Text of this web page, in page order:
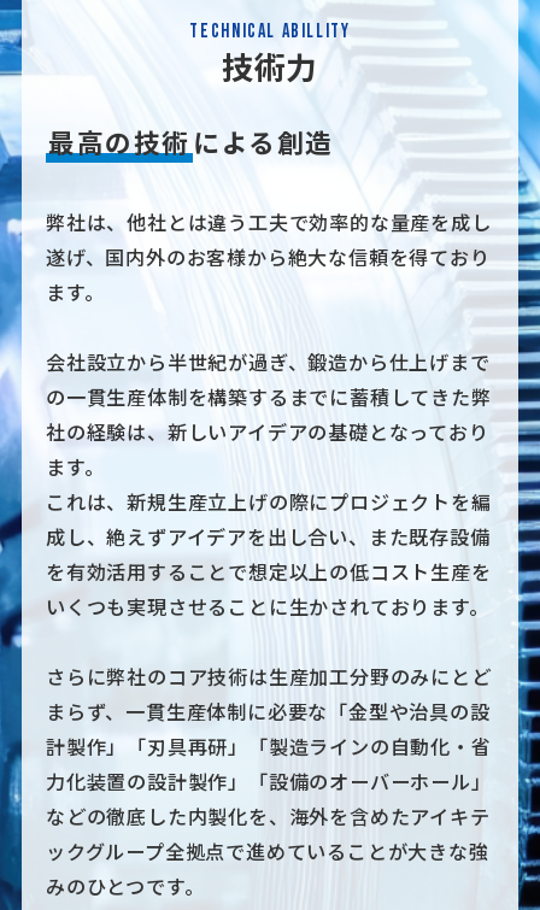
TECHNICAL ABILLITY
技術力
最高の技術 による創造
弊社は、他社とは違う工夫で効率的な量産を成し
遂げ、 国内外のお客様から絶大な信頼を得ており
ます。
会社設立から半世紀が過ぎ、鍛造から仕上げまで
の一貫生産体制を構築するまでに蓄積してきた弊
社の経験は、新しいアイデアの基礎となっており
ます。
これは、新規生産立上げの際にプロジェクトを編
成し、絶えずアイデアを出し合い、 また既存設備
を有効活用することで想定以上の低コスト生産を
いくつも実現させることに生かされております。
さらに弊社のコア技術は生産加工分野のみにとど
まらず、 一貫生産体制に必要な「金型や治具の設
計製作」「刃具再研」
「製造ラインの自動化・省
力化装置の設計製作」「設備のオーバーホール」
などの徹底した内製化を、 海外を含めたアイキテ
ックグループ全拠点で進めていることが大きな強
みのひとつです。